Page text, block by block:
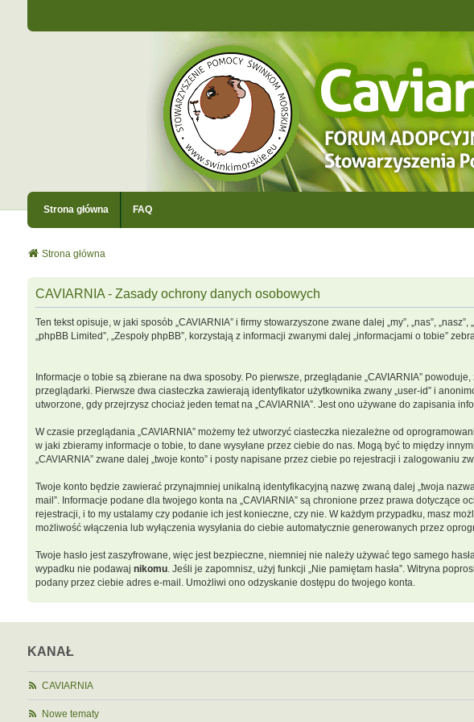
Strona główna FAQ
Strona główna
CAVIARNIA - Zasady ochrony danych osobowych
Ten tekst opisuje, w jaki sposób „CAVIARNIA” i firmy stowarzyszone zwane dalej „my”, „nas”,
„phpBB Limited”, „Zespoły phpBB”, korzystają z informacji zwanymi dalej „informacjami o tobie”
Informacje o tobie są zbierane na dwa sposoby. Po pierwsze, przeglądanie „CAVIARNIA”
przeglądarki. Pierwsze dwa ciasteczka zawierają identyfikator użytkownika zwany „user-id” i
utworzone, gdy przejrzysz chociaż jeden temat na „CAVIARNIA”. Jest ono używane do zapisania
W czasie przeglądania „CAVIARNIA” możemy też utworzyć ciasteczka niezależne od
w jaki zbieramy informacje o tobie, to dane wysyłane przez ciebie do nas. Mogą być to między
„CAVIARNIA” zwane dalej „twoje konto” i posty napisane przez ciebie po rejestracji i zalogowaniu
Twoje konto będzie zawierać przynajmniej unikalną identyfikacyjną nazwę zwaną dalej „twoja
mail”. Informacje podane dla twojego konta na „CAVIARNIA” są chronione przez prawa
rejestracji, i to my ustalamy czy podanie ich jest konieczne, czy nie. W każdym przypadku, masz
możliwość włączenia lub wyłączenia wysyłania do ciebie automatycznie generowanych przez
Twoje hasło jest zaszyfrowane, więc jest bezpieczne, niemniej nie należy używać tego samego
wypadku nie podawaj nikomu. Jeśli je zapomnisz, użyj funkcji „Nie pamiętam hasła”. Witryna
podany przez ciebie adres e-mail. Umożliwi ono odzyskanie dostępu do twojego konta.
KANAŁ
CAVIARNIA
Nowe tematy